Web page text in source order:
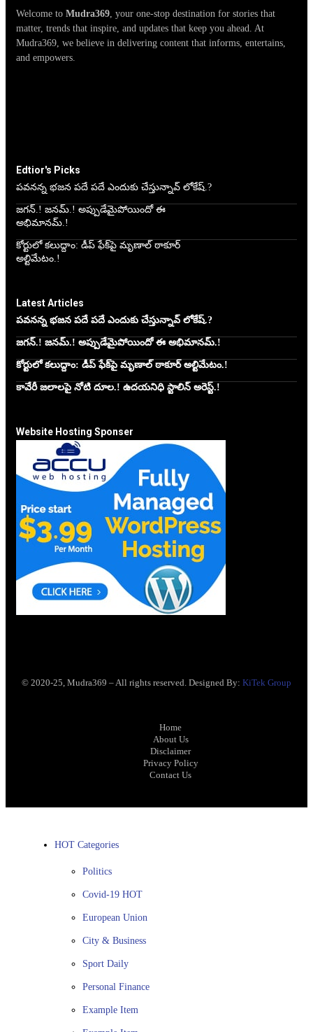
Welcome to Mudra369, your one-stop destination for stories that
matter, trends that inspire, and updates that keep you ahead. At
Mudra369, we believe in delivering content that informs, entertains,
and empowers.
Edtior's Picks
పవనన్న భజన పదే పదే ఎందుకు చేస్తున్నావ్ లోకేష్.?
జగన్.! జనమ్.! అప్పుడేమైపోయిందో ఈ
అభిమానమ్.!
కోర్టులో కలుద్దాం: డీప్ ఫేక్‌పై మృణాల్ ఠాకూర్
అల్టిమేటం.!
Latest Articles
పవనన్న భజన పదే పదే ఎందుకు చేస్తున్నావ్ లోకేష్.?
జగన్.! జనమ్.! అప్పుడేమైపోయిందో ఈ అభిమానమ్.!
కోర్టులో కలుద్దాం: డీప్ ఫేక్‌పై మృణాల్ ఠాకూర్ అల్టిమేటం.!
కావేరీ జలాలపై నోటి దూల.! ఉదయనిధి స్టాలిన్ అరెస్ట్.!
Website Hosting Sponser
© 2020-25, Mudra369 – All rights reserved. Designed By: KiTek Group
Home
About Us
Disclaimer
Privacy Policy
Contact Us
HOT Categories
Politics
Covid-19 HOT
European Union
City & Business
Sport Daily
Personal Finance
Example Item